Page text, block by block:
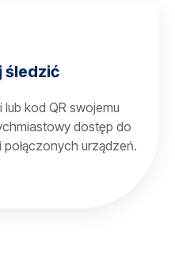
śledzić
kod QR swojemu
dostęp do
urządzeń.